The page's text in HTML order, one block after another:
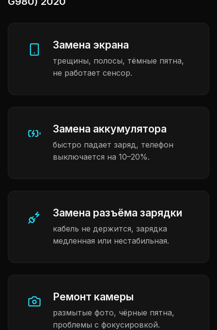
Замена экрана
трещины, полосы, тёмные пятна,
не работает сенсор.
Замена аккумулятора
быстро падает заряд, телефон
выключается на 10–20%.
Замена разъёма зарядки
кабель не держится, зарядка
медленная или нестабильная.
Ремонт камеры
размытые фото, чёрные пятна,
проблемы с фокусировкой.